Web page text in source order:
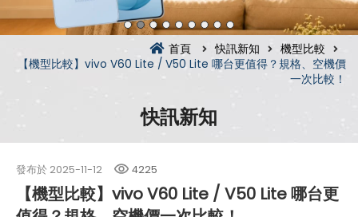
首頁 快訊新知
機型比較
【機型比較】vivo V60 Lite / V50 Lite 哪台更值得？規格、空機價
一次比較！
快訊新知
發布於 2025-11-12 4225
【機型比較】vivo V60 Lite / V50 Lite 哪台更